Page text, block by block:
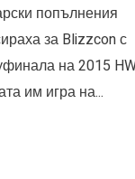
попълнения
за Blizzcon с
на 2015
им игра на...